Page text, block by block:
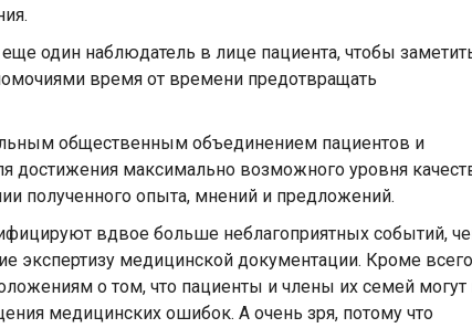
один наблюдатель в лице пациента, чтобы
время от времени предотвращать
общественным объединением пациентов и
достижения максимально возможного уровня
полученного опыта, мнений и предложений.
вдвое больше неблагоприятных событий,
экспертизу медицинской документации. Кроме всего
о том, что пациенты и члены их семей могут
медицинских ошибок. А очень зря, потому что